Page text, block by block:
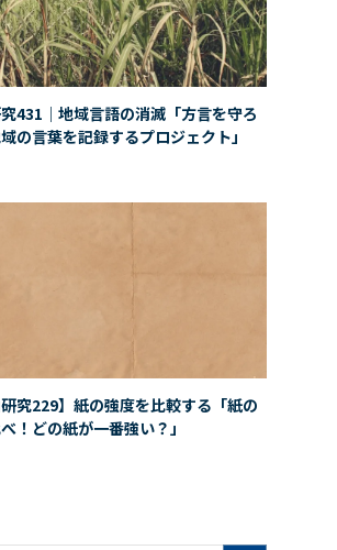
431｜地域言語の消滅「方言を守ろ
の言葉を記録するプロジェクト」
研究229】紙の強度を比較する「紙の
！どの紙が一番強い？」